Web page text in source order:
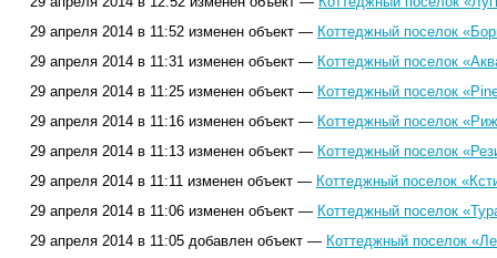
29 апреля 2014 в 11:52 изменен объект — Коттеджный поселок
29 апреля 2014 в 11:31 изменен объект — Коттеджный поселок
29 апреля 2014 в 11:25 изменен объект — Коттеджный поселок
29 апреля 2014 в 11:16 изменен объект — Коттеджный поселок
29 апреля 2014 в 11:13 изменен объект — Коттеджный поселок
29 апреля 2014 в 11:11 изменен объект — Коттеджный поселок
29 апреля 2014 в 11:06 изменен объект — Коттеджный поселок
29 апреля 2014 в 11:05 добавлен объект — Коттеджный поселок